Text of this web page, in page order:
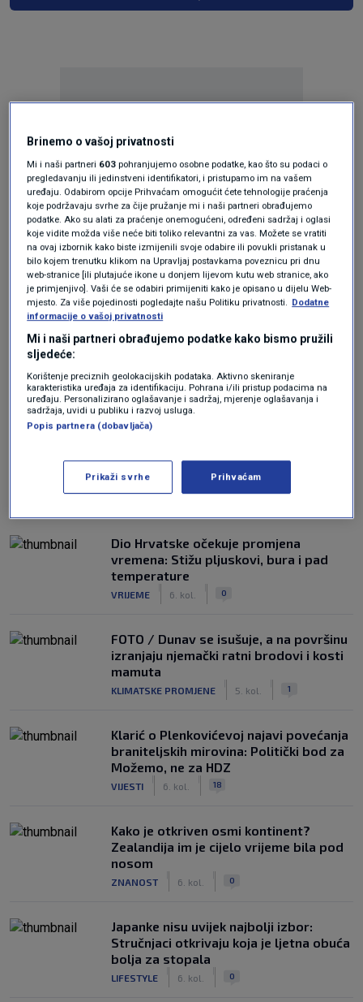
Oglas
Oglas
NAJČITANIJE
Dio Hrvatske očekuje promjena
vremena: Stižu pljuskovi, bura i pad
temperature
VRIJEME 6. kol. 0
FOTO / Dunav se isušuje, a na površinu
izranjaju njemački ratni brodovi i kosti
mamuta
KLIMATSKE PROMJENE 5. kol. 1
Klarić o Plenkovićevoj najavi povećanja
braniteljskih mirovina: Politički bod za
Možemo, ne za HDZ
VIJESTI 6. kol. 18
Kako je otkriven osmi kontinent?
Zealandija im je cijelo vrijeme bila pod
nosom
ZNANOST 6. kol. 0
Japanke nisu uvijek najbolji izbor:
Stručnjaci otkrivaju koja je ljetna obuća
bolja za stopala
LIFESTYLE 6. kol. 0
Brinemo o vašoj privatnosti
Mi i naši partneri 603 pohranjujemo osobne podatke, kao što su podaci o
pregledavanju ili jedinstveni identifikatori, i pristupamo im na vašem
uređaju. Odabirom opcije Prihvaćam omogućit ćete tehnologije praćenja
koje podržavaju svrhe za čije pružanje mi i naši partneri obrađujemo
podatke. Ako su alati za praćenje onemogućeni, određeni sadržaj i oglasi
koje vidite možda više neće biti toliko relevantni za vas. Možete se vratiti
na ovaj izbornik kako biste izmijenili svoje odabire ili povukli pristanak u
bilo kojem trenutku klikom na Upravljaj postavkama poveznicu pri dnu
web-stranice [ili plutajuće ikone u donjem lijevom kutu web stranice, ako
je primjenjivo]. Vaši će se odabiri primijeniti kako je opisano u dijelu Web-
mjesto. Za više pojedinosti pogledajte našu Politiku privatnosti.
Dodatne
informacije o vašoj privatnosti
Mi i naši partneri obrađujemo podatke kako bismo pružili
sljedeće:
Korištenje preciznih geolokacijskih podataka. Aktivno skeniranje
karakteristika uređaja za identifikaciju. Pohrana i/ili pristup podacima na
uređaju. Personalizirano oglašavanje i sadržaj, mjerenje oglašavanja i
sadržaja, uvidi u publiku i razvoj usluga.
Popis partnera (dobavljača)
Prikaži svrhe Prihvaćam